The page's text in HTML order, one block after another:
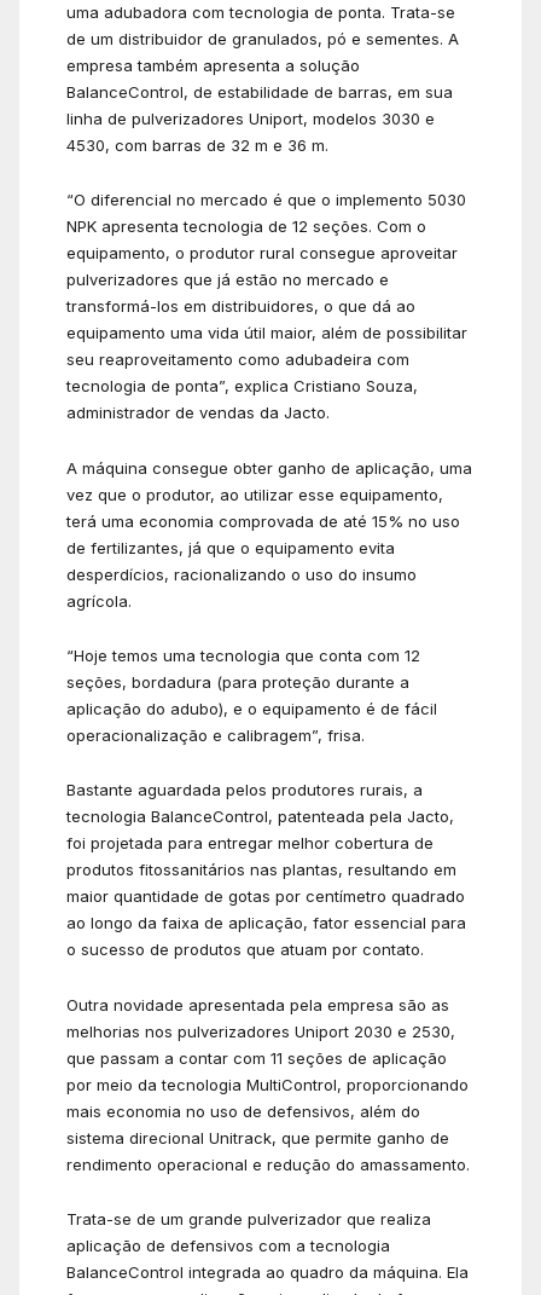
uma adubadora com tecnologia de ponta. Trata-se
de um distribuidor de granulados, pó e sementes. A
empresa também apresenta a solução
BalanceControl, de estabilidade de barras, em sua
linha de pulverizadores Uniport, modelos 3030 e
4530, com barras de 32 m e 36 m.
“O diferencial no mercado é que o implemento 5030
NPK apresenta tecnologia de 12 seções. Com o
equipamento, o produtor rural consegue aproveitar
pulverizadores que já estão no mercado e
transformá-los em distribuidores, o que dá ao
equipamento uma vida útil maior, além de possibilitar
seu reaproveitamento como adubadeira com
tecnologia de ponta”, explica Cristiano Souza,
administrador de vendas da Jacto.
A máquina consegue obter ganho de aplicação, uma
vez que o produtor, ao utilizar esse equipamento,
terá uma economia comprovada de até 15% no uso
de fertilizantes, já que o equipamento evita
desperdícios, racionalizando o uso do insumo
agrícola.
“Hoje temos uma tecnologia que conta com 12
seções, bordadura (para proteção durante a
aplicação do adubo), e o equipamento é de fácil
operacionalização e calibragem”, frisa.
Bastante aguardada pelos produtores rurais, a
tecnologia BalanceControl, patenteada pela Jacto,
foi projetada para entregar melhor cobertura de
produtos fitossanitários nas plantas, resultando em
maior quantidade de gotas por centímetro quadrado
ao longo da faixa de aplicação, fator essencial para
o sucesso de produtos que atuam por contato.
Outra novidade apresentada pela empresa são as
melhorias nos pulverizadores Uniport 2030 e 2530,
que passam a contar com 11 seções de aplicação
por meio da tecnologia MultiControl, proporcionando
mais economia no uso de defensivos, além do
sistema direcional Unitrack, que permite ganho de
rendimento operacional e redução do amassamento.
Trata-se de um grande pulverizador que realiza
aplicação de defensivos com a tecnologia
BalanceControl integrada ao quadro da máquina. Ela